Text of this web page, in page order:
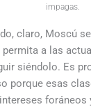
impagas.
claro, Moscú
a las
siéndolo. Es
porque esas
foráneos